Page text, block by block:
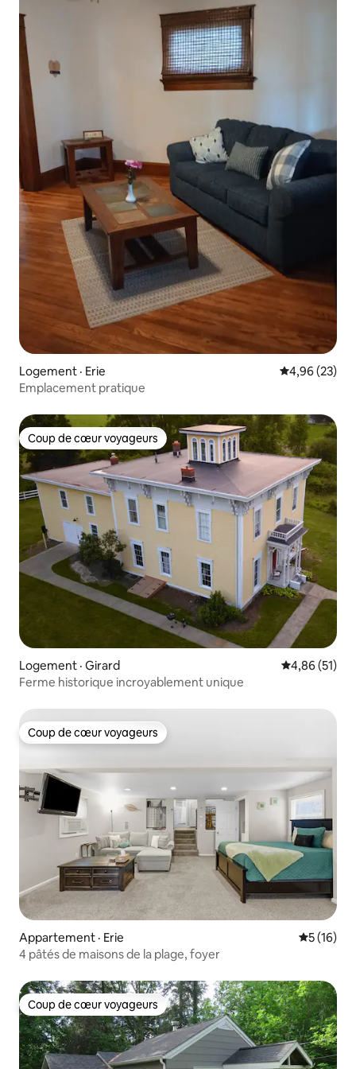
Logement · Erie Note
4,96 (23)
Emplacement pratique
Coup de cœur voyageurs
Coup de cœur voyageurs
Logement · Girard Note
4,86 (51)
Ferme historique incroyablement unique
Coup de cœur voyageurs
Coup de cœur voyageurs
Appartement · Erie Note
5 (16)
4 pâtés de maisons de la plage, foyer
Coup de cœur voyageurs
Coup de cœur voyageurs